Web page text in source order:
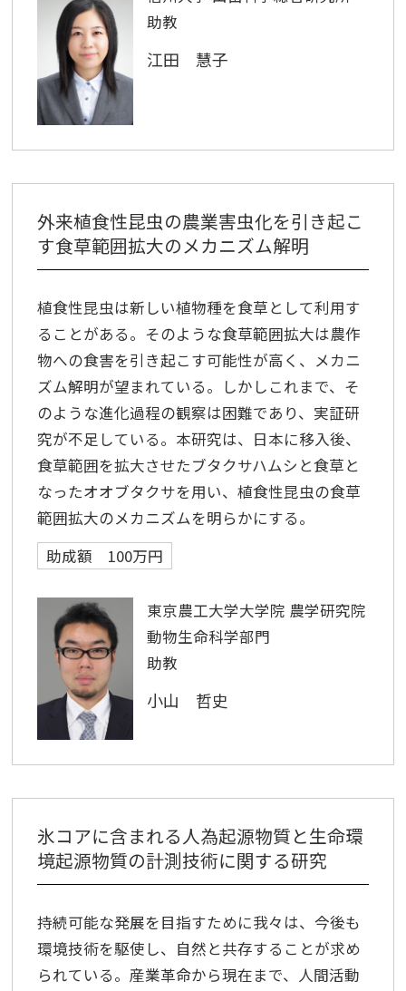
助教
江田 慧子
外来植食性昆虫の農業害虫化を引き起こ
す食草範囲拡大のメカニズム解明
植食性昆虫は新しい植物種を食草として利用す
ることがある。そのような食草範囲拡大は農作
物への食害を引き起こす可能性が高く、メカニ
ズム解明が望まれている。しかしこれまで、そ
のような進化過程の観察は困難であり、実証研
究が不足している。本研究は、日本に移入後、
食草範囲を拡大させたブタクサハムシと食草と
なったオオブタクサを用い、植食性昆虫の食草
範囲拡大のメカニズムを明らかにする。
助成額 100万円
東京農工大学大学院 農学研究院
動物生命科学部門
助教
小山 哲史
氷コアに含まれる人為起源物質と生命環
境起源物質の計測技術に関する研究
持続可能な発展を目指すために我々は、今後も
環境技術を駆使し、自然と共存することが求め
られている。産業革命から現在まで、人間活動